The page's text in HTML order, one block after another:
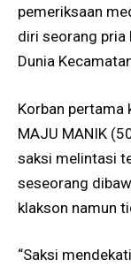
pemeriksaan
diri seorang pria
Dunia
Korban pertama
MAJU MANIK
saksi melintasi
seseorang
klakson namun
“Saksi